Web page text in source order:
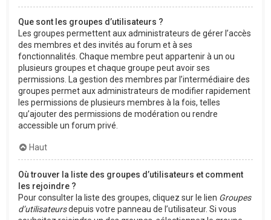
Que sont les groupes d’utilisateurs ?
Les groupes permettent aux administrateurs de gérer l’accès
des membres et des invités au forum et à ses
fonctionnalités. Chaque membre peut appartenir à un ou
plusieurs groupes et chaque groupe peut avoir ses
permissions. La gestion des membres par l’intermédiaire des
groupes permet aux administrateurs de modifier rapidement
les permissions de plusieurs membres à la fois, telles
qu’ajouter des permissions de modération ou rendre
accessible un forum privé.
Haut
Où trouver la liste des groupes d’utilisateurs et comment
les rejoindre ?
Pour consulter la liste des groupes, cliquez sur le lien Groupes
d’utilisateursdepuis votre panneau de l’utilisateur. Si vous